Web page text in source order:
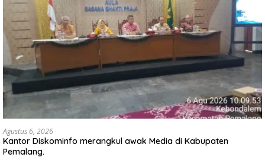
Agustus 6, 2026
Kantor Diskominfo merangkul awak Media di Kabupaten
Pemalang.